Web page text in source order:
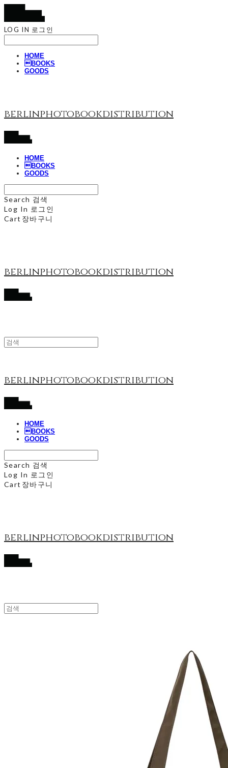
LOG IN 로그인
HOME
BOOKS
GOODS
berlinphotobookdistribution
HOME
BOOKS
GOODS
Search 검색
Log In 로그인
Cart 장바구니
berlinphotobookdistribution
berlinphotobookdistribution
HOME
BOOKS
GOODS
Search 검색
Log In 로그인
Cart 장바구니
berlinphotobookdistribution